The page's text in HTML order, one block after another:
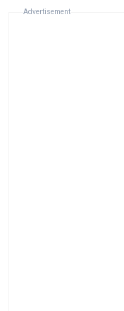
Advertisement